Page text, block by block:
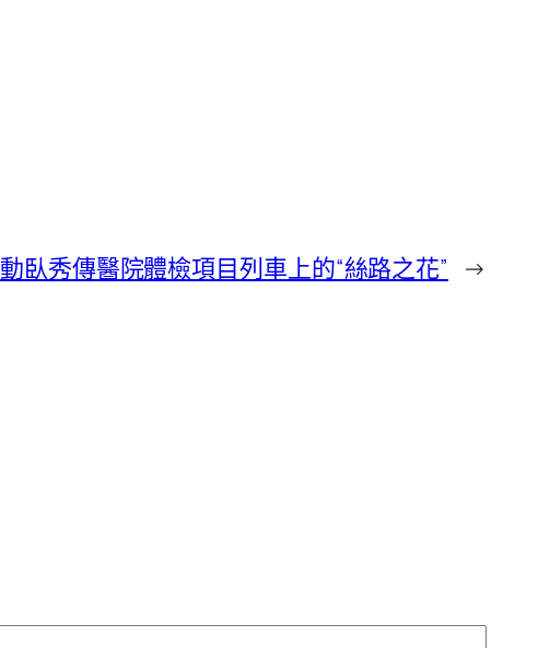
動臥秀傳醫院體檢項目列車上的“絲路之花” →